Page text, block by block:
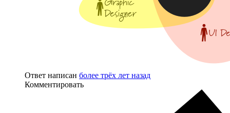
Ответ написан более трёх лет назад
Комментировать